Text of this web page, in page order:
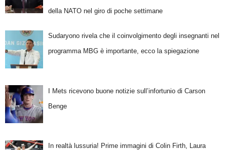
della NATO nel giro di poche settimane
Sudaryono rivela che il coinvolgimento degli insegnanti nel
programma MBG è importante, ecco la spiegazione
I Mets ricevono buone notizie sull’infortunio di Carson
Benge
In realtà lussuria! Prime immagini di Colin Firth, Laura